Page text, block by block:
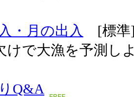
・月の出入
[標準
けで大漁を予測し
Q&A